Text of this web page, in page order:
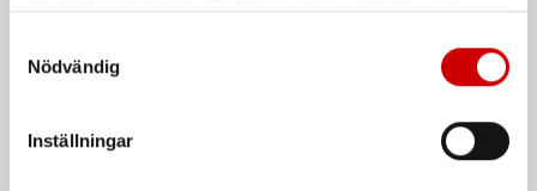
tekniskt nödvändiga. Godkännande av statistik- och
länder utanför EU med olika dataskyddsnormer. Genom
att godkänna samtycker du till sådana överföringar. Läs
Nödvändig
Inställningar
Borrande dymling BSD CYL
Träskruv ASSY®Plus 4 VG
Träskruv av förzinkat härdat stål,
helgängad, cylindriskt huvud